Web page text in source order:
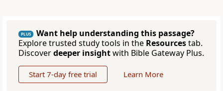
PLUS
Want help understanding this passage?
Explore trusted study tools in the Resourcestab.
Discoverdeeper insightwith Bible Gateway Plus.
Start 7-day free trial Learn More